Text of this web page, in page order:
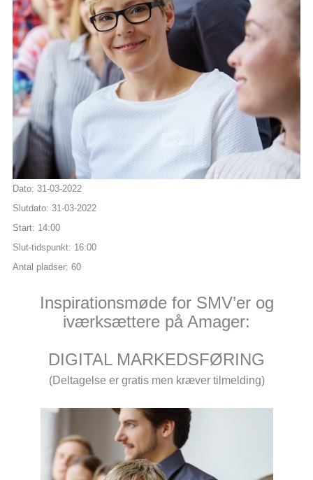
Dato: 31-03-2022
Slutdato: 31-03-2022
Start: 14:00
Slut-tidspunkt: 16:00
Antal pladser: 60
Inspirationsmøde for SMV’er og
iværksættere på Amager:
DIGITAL MARKEDSFØRING
(Deltagelse er gratis men kræver tilmelding)